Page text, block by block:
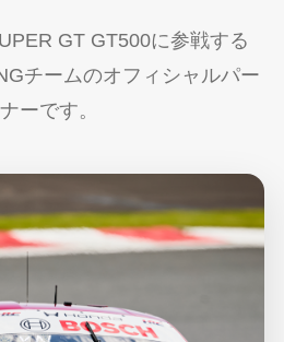
GT GT500に参戦する
チームのオフィシャルパー
ーです。